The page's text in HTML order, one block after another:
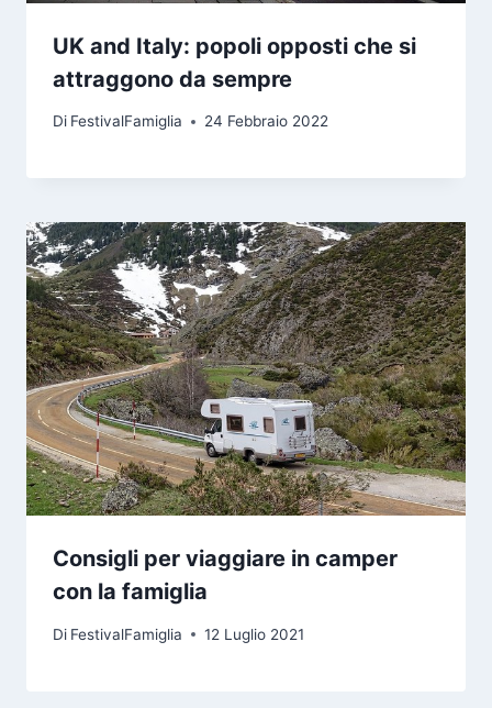
UK and Italy: popoli opposti che si
attraggono da sempre
Di FestivalFamiglia 24 Febbraio 2022
Consigli per viaggiare in camper
con la famiglia
Di FestivalFamiglia 12 Luglio 2021